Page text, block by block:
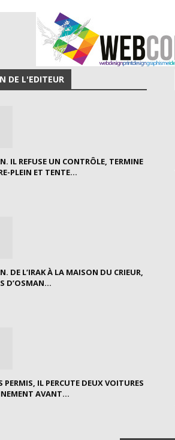
DE L'EDITEUR
IL REFUSE UN CONTRÔLE, TERMINE
PLEIN ET TENTE...
DE L’IRAK À LA MAISON DU CRIEUR,
D’OSMAN...
PERMIS, IL PERCUTE DEUX VOITURES
AVANT...